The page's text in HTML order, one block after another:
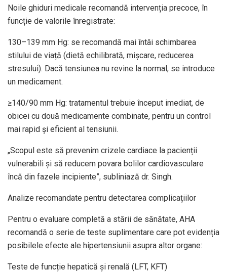
Noile ghiduri medicale recomandă intervenția precoce, în
funcție de valorile înregistrate:
130–139 mm Hg: se recomandă mai întâi schimbarea
stilului de viață (dietă echilibrată, mișcare, reducerea
stresului). Dacă tensiunea nu revine la normal, se introduce
un medicament.
≥140/90 mm Hg: tratamentul trebuie început imediat, de
obicei cu două medicamente combinate, pentru un control
mai rapid și eficient al tensiunii.
„Scopul este să prevenim crizele cardiace la pacienții
vulnerabili și să reducem povara bolilor cardiovasculare
încă din fazele incipiente”, subliniază dr. Singh.
Analize recomandate pentru detectarea complicațiilor
Pentru o evaluare completă a stării de sănătate, AHA
recomandă o serie de teste suplimentare care pot evidenția
posibilele efecte ale hipertensiunii asupra altor organe:
Teste de funcție hepatică și renală (LFT, KFT)